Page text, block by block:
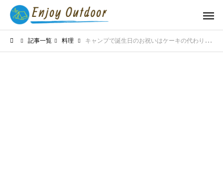
記事一覧 料理 キャンプで誕生日のお祝いはケーキの代わりに何がいい？アウトドアならではのサプライズアイデア